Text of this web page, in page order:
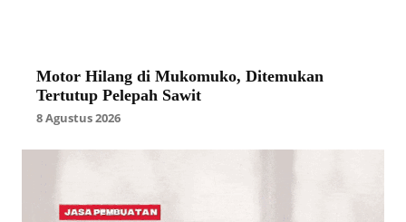
Motor Hilang di Mukomuko, Ditemukan
Tertutup Pelepah Sawit
8 Agustus 2026